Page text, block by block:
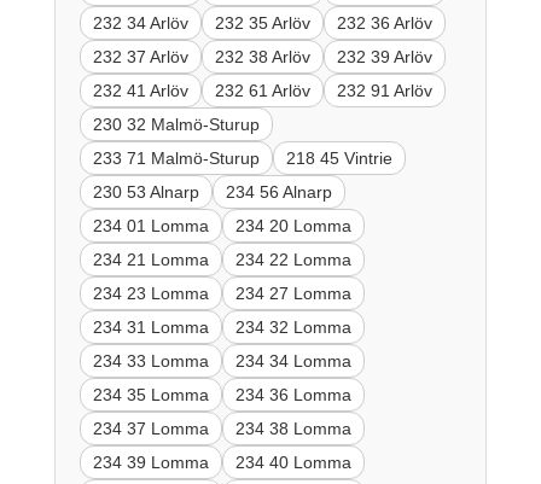
232 34 Arlöv
232 35 Arlöv
232 36 Arlöv
232 37 Arlöv
232 38 Arlöv
232 39 Arlöv
232 41 Arlöv
232 61 Arlöv
232 91 Arlöv
230 32 Malmö-Sturup
233 71 Malmö-Sturup
218 45 Vintrie
230 53 Alnarp
234 56 Alnarp
234 01 Lomma
234 20 Lomma
234 21 Lomma
234 22 Lomma
234 23 Lomma
234 27 Lomma
234 31 Lomma
234 32 Lomma
234 33 Lomma
234 34 Lomma
234 35 Lomma
234 36 Lomma
234 37 Lomma
234 38 Lomma
234 39 Lomma
234 40 Lomma